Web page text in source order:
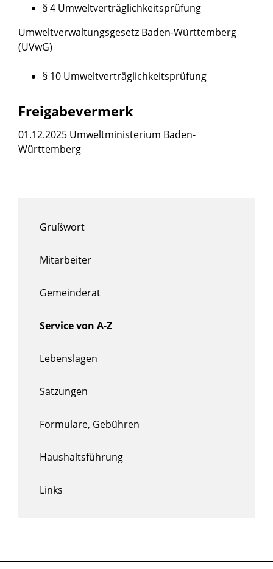
§ 4 Umweltverträglichkeitsprüfung
Umweltverwaltungsgesetz Baden-Württemberg
(UVwG)
§ 10 Umweltverträglichkeitsprüfung
Freigabevermerk
01.12.2025 Umweltministerium Baden-
Württemberg
Grußwort
Mitarbeiter
Gemeinderat
Service von A-Z
Lebenslagen
Satzungen
Formulare, Gebühren
Haushaltsführung
Links